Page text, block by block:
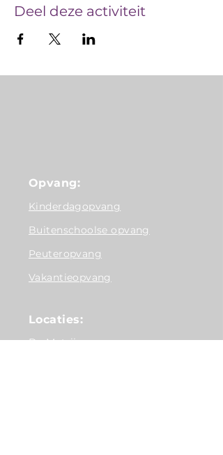
Deel deze activiteit
Opvang:
Kinderdagopvang
Buitenschoolse opvang
Peuteropvang
Vakantieopvang
Locaties:
De Matrijs